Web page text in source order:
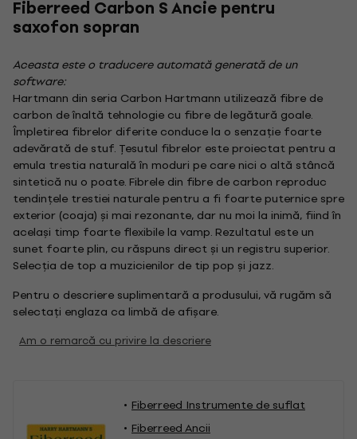
Fiberreed Carbon S Ancie pentru
saxofon sopran
Aceasta este o traducere automată generată de un
software:
Hartmann din seria Carbon Hartmann utilizează fibre de
carbon de înaltă tehnologie cu fibre de legătură goale.
Împletirea fibrelor diferite conduce la o senzație foarte
adevărată de stuf. Țesutul fibrelor este proiectat pentru a
emula trestia naturală în moduri pe care nici o altă stâncă
sintetică nu o poate. Fibrele din fibre de carbon reproduc
tendințele trestiei naturale pentru a fi foarte puternice spre
exterior (coaja) și mai rezonante, dar nu moi la inimă, fiind în
același timp foarte flexibile la vamp. Rezultatul este un
sunet foarte plin, cu răspuns direct și un registru superior.
Selecția de top a muzicienilor de tip pop și jazz.
Pentru o descriere suplimentară a produsului, vă rugăm să
selectați englaza ca limbă de afișare.
Am o remarcă cu privire la descriere
Fiberreed Instrumente de suflat
Fiberreed Ancii